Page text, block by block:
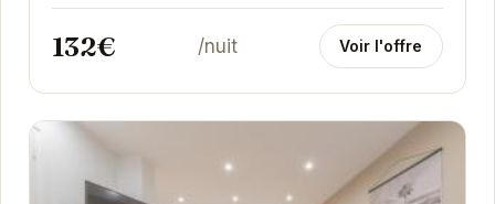
132€ /nuit Voir l'offre